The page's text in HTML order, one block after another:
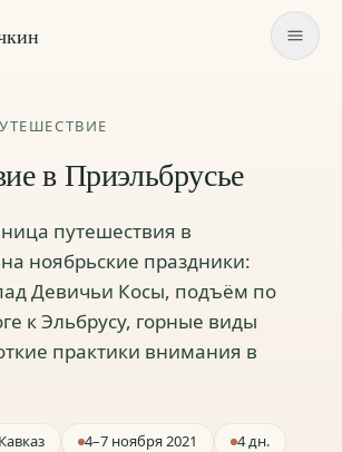
в Приэльбрусье
путешествия в
ноябрьские праздники:
Девичьи Косы, подъём по
к Эльбрусу, горные виды
практики внимания в
4–7 ноября 2021 4 дн.